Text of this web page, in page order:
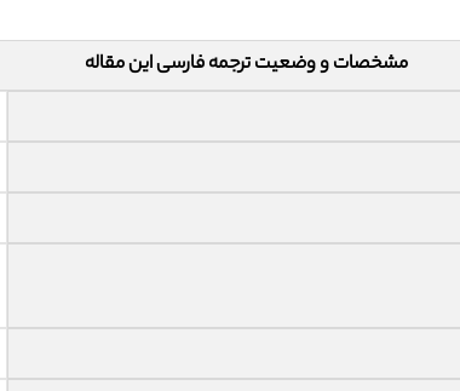
مشخصات و وضعیت ترجمه فارسی این مقاله